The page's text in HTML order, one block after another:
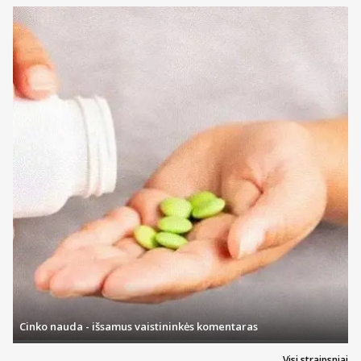
turite jautrias dantenas arba mėgstate, kai šepetėlis būna ganėtinai
švelnus, minkšti šereliai jums bus saugiausias variantas.
Priklausomai nuo šerelių kietumo ir nuo to, kokio stiprumo judesiais
valote dantis, išvysčius ydingus įpročius bei turint per kietą šepetėlį,
gali kilti rizika pažeisti dantis saugantį emalį, šaknų paviršių ir
dantenas. Suapvalinti šerelių galiukai užtikrina dar didesnę
apsaugą. Dėl to, kurių šerelių nauda bus didžiausia, visada
rekomenduos jūsų odontologai.
Pasirinkimas taip pat dažnai daromas pagal tai ar šepetėlis gauna
odontologų bei dantų priežiūros ekspertų rekomendacijas. Philips
elektriniai dantų šepetėliai, Oral-B, Gum ir kitų gamintojų dantų
šepetėliai dažnai būna tarp geriausius įvertinimus turinčių.
Savaime suprantama, kad besirenkantiems bet kurias burnos
higienos prekes, tarp kurių patenka ir dantų šepetėliai ir irigatoriai,
bus svarbi ir jų kaina. Visada norisi jas pirkti pigiau. Geriausi
Eurovaistinės pasiūlymai visada pažymimi prekių kataloge. Jeigu
matote, kad taikoma akcija ir šepetėlis ar rinkinys kainuoja pigiau –
galite nedvejoti ir žinoti, jog dabar yra geriausias metas pirkti.
Daugiausiai ypatingų pasiūlymų bei didelių nuolaidų tikėtis gali
mūsų Lojalumo klubo nariai!
Nauda perkant dantų šepetėlius internetu
Jokių eilių, gausus prekių asortimentas, patrauklios kainos, daug
akcijų ir įvairių pasiūlymų, platus atsiskaitymo ir pristatymo
Cinko nauda - išsamus vaistininkės komentaras